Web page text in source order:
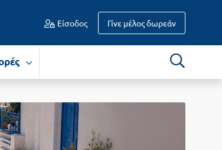
Είσοδος Γίνε μέλος δωρεάν